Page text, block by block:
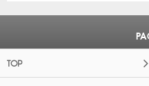
TOP